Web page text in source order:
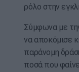
ρόλο στην
Σύμφωνα με
να αποκόμισε
παράνομη
ποσά που